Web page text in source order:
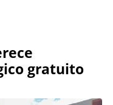
gratuito